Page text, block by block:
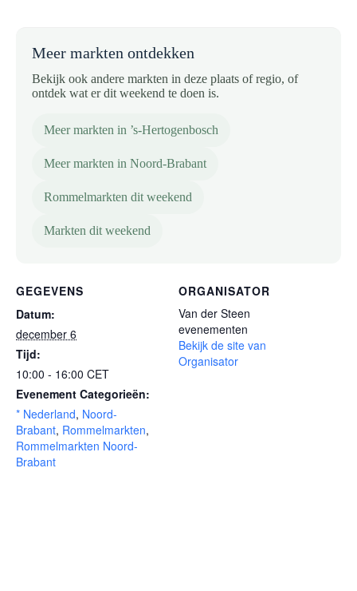
Meer markten ontdekken
Bekijk ook andere markten in deze plaats of regio, of
ontdek wat er dit weekend te doen is.
Meer markten in ’s-Hertogenbosch
Meer markten in Noord-Brabant
Rommelmarkten dit weekend
Markten dit weekend
GEGEVENS
Datum:
december 6
Tijd:
10:00 - 16:00 CET
Evenement Categorieën:
* Nederland, Noord-
Brabant, Rommelmarkten,
Rommelmarkten Noord-
Brabant
ORGANISATOR
Van der Steen
evenementen
Bekijk de site van
Organisator